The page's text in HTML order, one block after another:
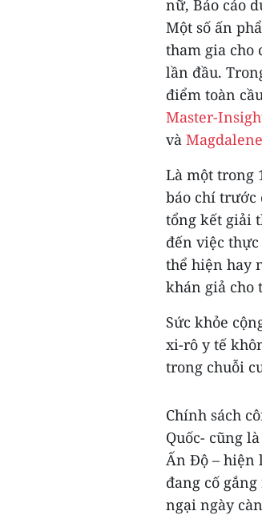
nữ, Báo cáo
Một số ấn
tham gia cho
lần đầu.
điểm toàn
Master-
và
Là một trong
báo chí trước
tổng kết giải
đến việc
thể hiện hay
khán giả cho
Sức khỏe
xi-rô y tế
trong chuỗi
Chính sách
Quốc- cũng
Ấn Độ – hiện
đang cố
ngại ngày